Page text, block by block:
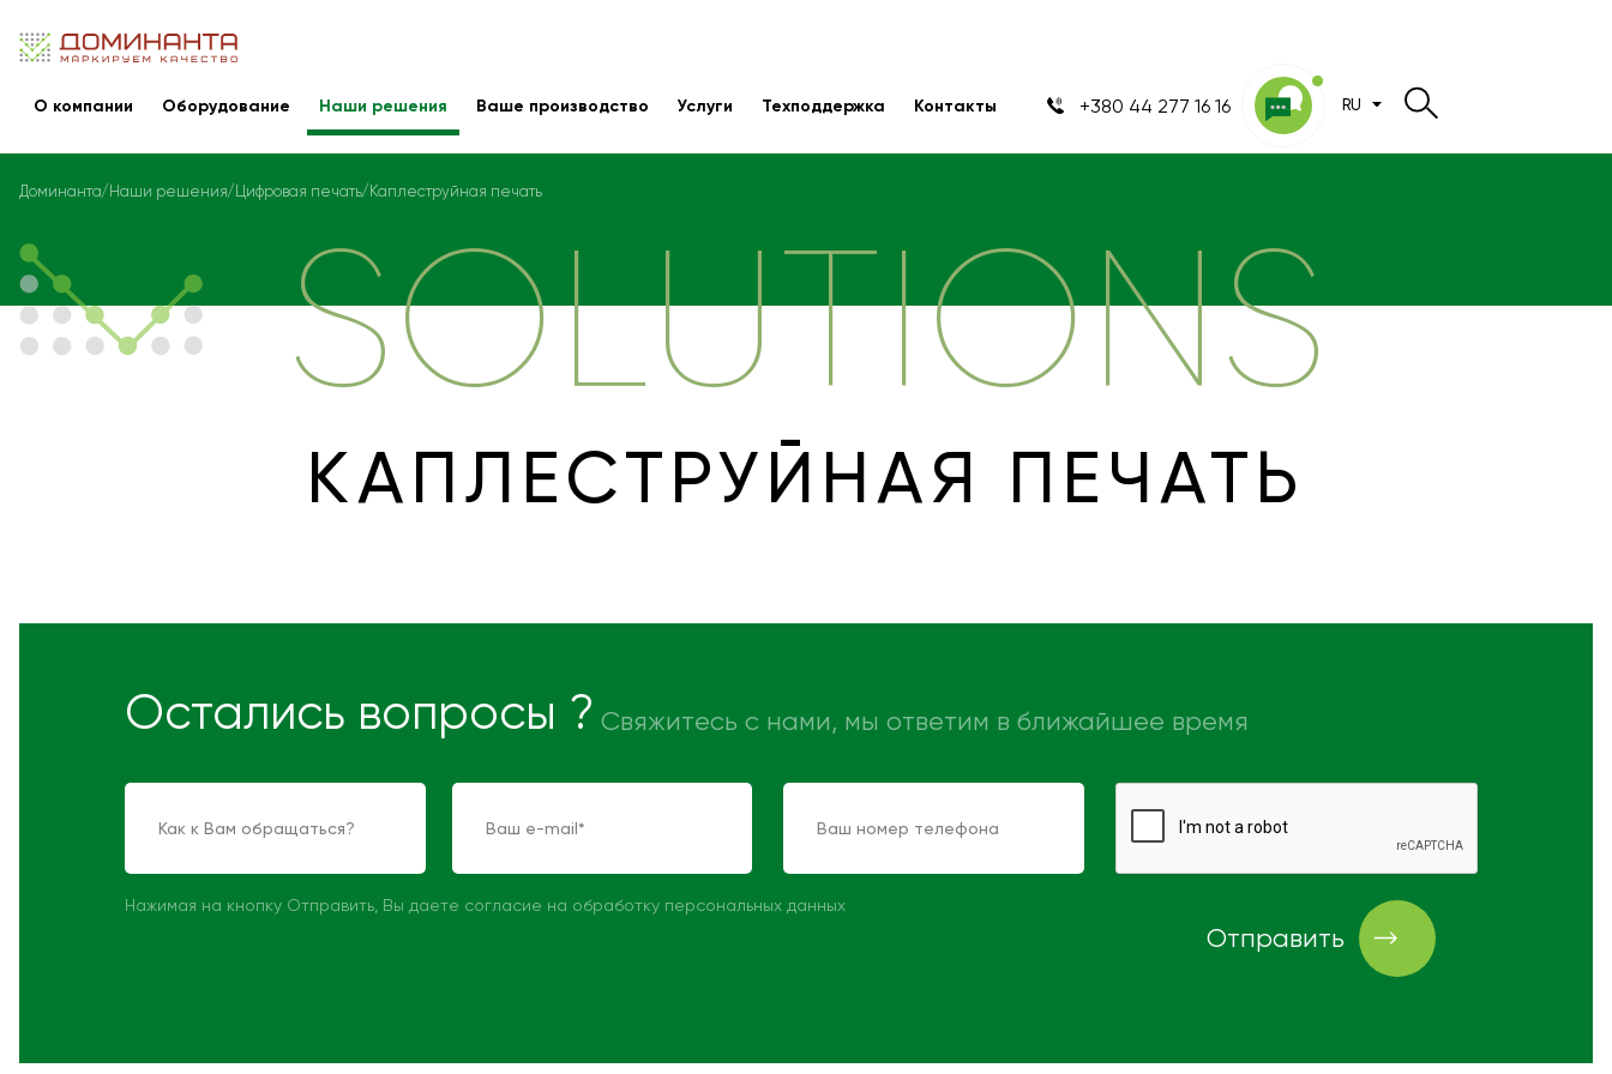
О компании Оборудование Наши решения Ваше производство Услуги Техподдержка Контакты +380 44 277 16 16 RU
Доминанта Наши решения Цифровая печать Каплеструйная печать
SOLUTIONS
КАПЛЕСТРУЙНАЯ ПЕЧАТЬ
Остались вопросы ? Свяжитесь с нами, мы ответим в ближайшее время
Отправить
Нажимая на кнопку Отправить, Вы даете согласие на обработку персональных данных